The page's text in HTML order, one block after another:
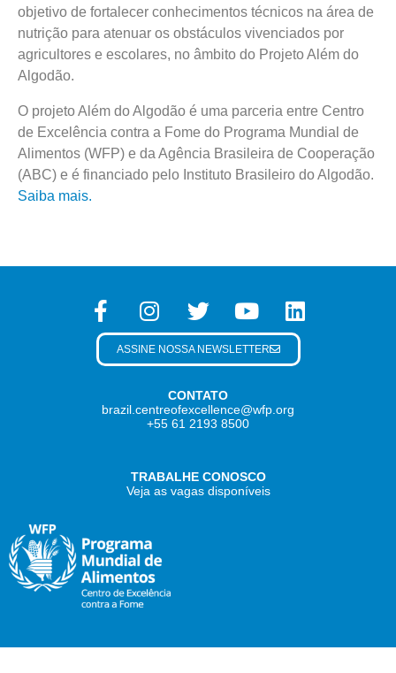
objetivo de fortalecer conhecimentos técnicos na área de
nutrição para atenuar os obstáculos vivenciados por
agricultores e escolares, no âmbito do Projeto Além do
Algodão.
O projeto Além do Algodão é uma parceria entre Centro
de Excelência contra a Fome do Programa Mundial de
Alimentos (WFP) e da Agência Brasileira de Cooperação
(ABC) e é financiado pelo Instituto Brasileiro do Algodão.
Saiba mais.
CONTATO
brazil.centreofexcellence@wfp.org
+55 61 2193 8500
TRABALHE CONOSCO
Veja as vagas disponíveis
ASSINE NOSSA NEWSLETTER